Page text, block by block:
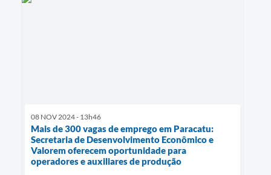
08 NOV 2024 - 13h46
Mais de 300 vagas de emprego em Paracatu:
Secretaria de Desenvolvimento Econômico e
Valorem oferecem oportunidade para
operadores e auxiliares de produção